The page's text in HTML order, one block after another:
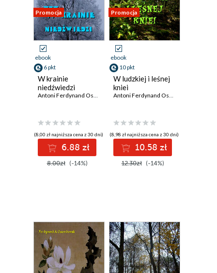
Promocja
ebook
6 pkt
W krainie
niedźwiedzi
Antoni Ferdynand Ossendowski
(8,00 zł najniższa cena z 30 dni)
6.88 zł
8.00zł (-14%)
Promocja
ebook
10 pkt
W ludzkiej i leśnej
kniei
Antoni Ferdynand Ossendowski
(8,98 zł najniższa cena z 30 dni)
10.58 zł
12.30zł (-14%)